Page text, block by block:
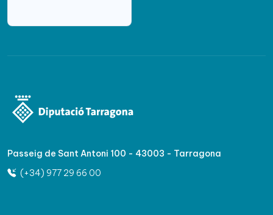
Passeig de Sant Antoni 100 - 43003 - Tarragona
(+34) 977 29 66 00